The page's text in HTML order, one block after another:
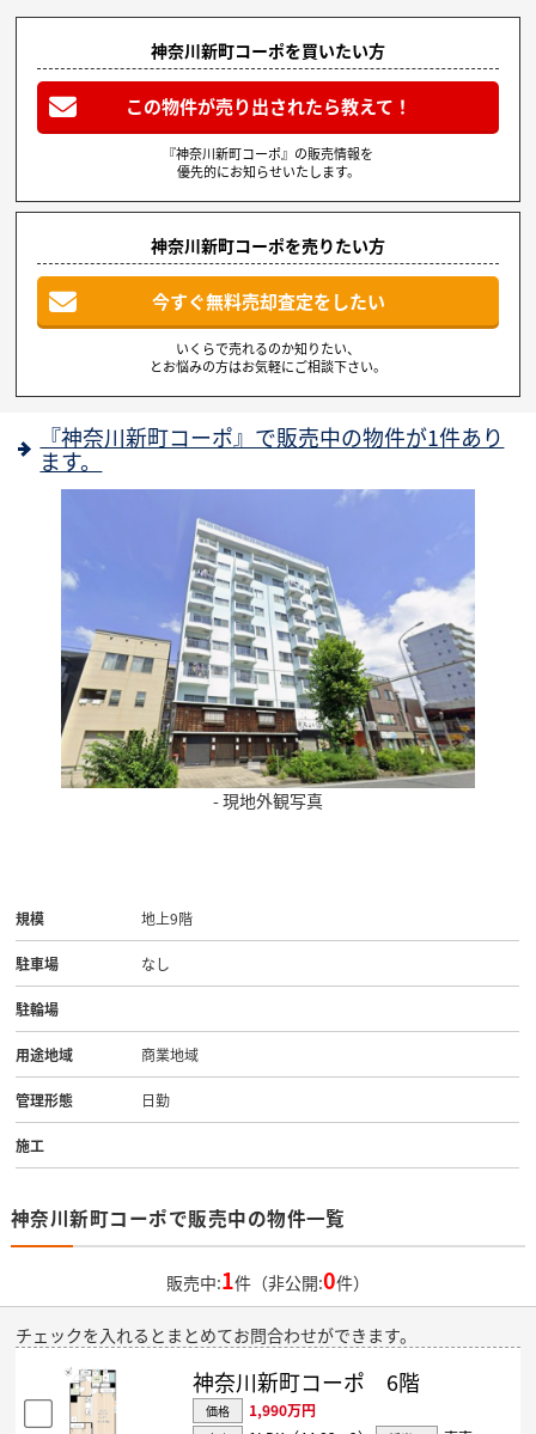
神奈川新町コーポを買いたい方
この物件が売り出されたら教えて！
『神奈川新町コーポ』の販売情報を
優先的にお知らせいたします。
神奈川新町コーポを売りたい方
今すぐ無料売却査定をしたい
いくらで売れるのか知りたい、
とお悩みの方はお気軽にご相談下さい。
『神奈川新町コーポ』で販売中の物件が1件あり
ます。
- 現地外観写真
規模 地上9階
駐車場 なし
駐輪場
用途地域 商業地域
管理形態 日勤
施工
神奈川新町コーポで販売中の物件一覧
販売中:1件（非公開:0件）
チェックを入れるとまとめてお問合わせができます。
神奈川新町コーポ 6階
価格 1,990万円